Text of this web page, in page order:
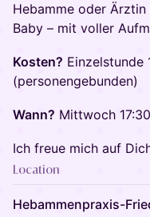
Hebamme oder
Baby – mit voller
Kosten? Einzelstunde
(personengebunden)
Wann? Mittwoch
Ich freue mich auf
Location
Hebammenpraxis-